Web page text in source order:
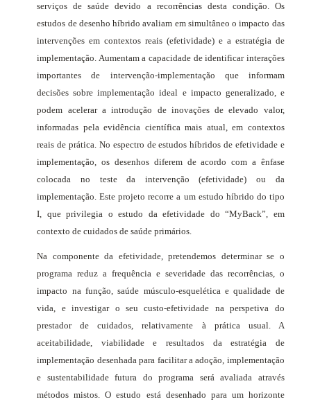
serviços de saúde devido a recorrências desta condição. Os
estudos de desenho híbrido avaliam em simultâneo o impacto das
intervenções em contextos reais (efetividade) e a estratégia de
implementação. Aumentam a capacidade de identificar interações
importantes de intervenção-implementação que informam
decisões sobre implementação ideal e impacto generalizado, e
podem acelerar a introdução de inovações de elevado valor,
informadas pela evidência científica mais atual, em contextos
reais de prática. No espectro de estudos híbridos de efetividade e
implementação, os desenhos diferem de acordo com a ênfase
colocada no teste da intervenção (efetividade) ou da
implementação. Este projeto recorre a um estudo híbrido do tipo
I, que privilegia o estudo da efetividade do “MyBack”, em
contexto de cuidados de saúde primários.
Na componente da efetividade, pretendemos determinar se o
programa reduz a frequência e severidade das recorrências, o
impacto na função, saúde músculo-esquelética e qualidade de
vida, e investigar o seu custo-efetividade na perspetiva do
prestador de cuidados, relativamente à prática usual. A
aceitabilidade, viabilidade e resultados da estratégia de
implementação desenhada para facilitar a adoção, implementação
e sustentabilidade futura do programa será avaliada através
métodos mistos. O estudo está desenhado para um horizonte